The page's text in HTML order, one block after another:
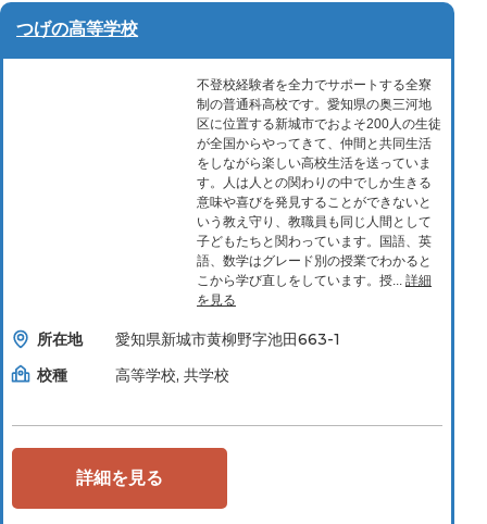
つげの高等学校
不登校経験者を全力でサポートする全寮
制の普通科高校です。愛知県の奥三河地
区に位置する新城市でおよそ200人の生徒
が全国からやってきて、仲間と共同生活
をしながら楽しい高校生活を送っていま
す。人は人との関わりの中でしか生きる
意味や喜びを発見することができないと
いう教え守り、教職員も同じ人間として
子どもたちと関わっています。国語、英
語、数学はグレード別の授業でわかると
こから学び直しをしています。授... 詳細
を見る
所在地
愛知県新城市黄柳野字池田663-1
校種
高等学校, 共学校
詳細を見る